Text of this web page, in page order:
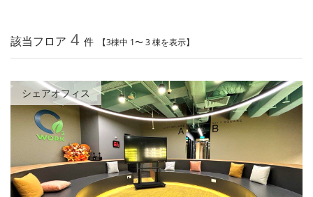
該当フロア 4 件 【3棟中 1〜 3 棟を表示】
シェアオフィス